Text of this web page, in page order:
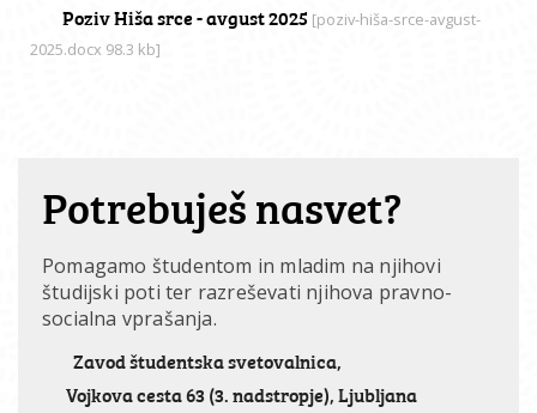
Poziv Hiša srce - avgust 2025 [poziv-hiša-srce-avgust-
2025.docx 98.3 kb]
Potrebuješ nasvet?
Pomagamo študentom in mladim na njihovi
študijski poti ter razreševati njihova pravno-
socialna vprašanja.
Zavod študentska svetovalnica,
Vojkova cesta 63 (3. nadstropje), Ljubljana